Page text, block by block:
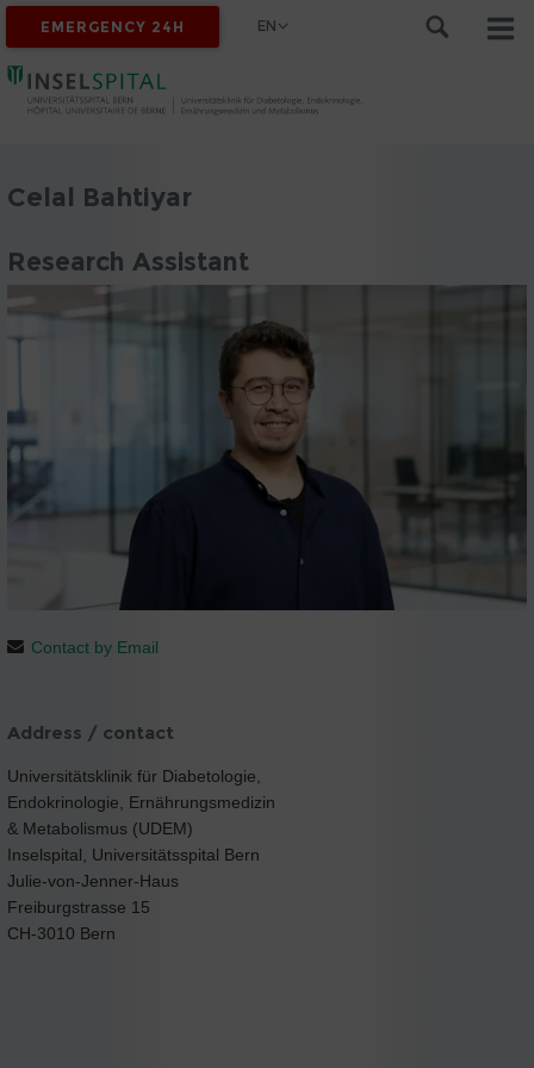
EMERGENCY 24H EN
Celal Bahtiyar
Research Assistant
Contact by Email
Address / contact
Universitätsklinik für Diabetologie,
Endokrinologie, Ernährungsmedizin
& Metabolismus (UDEM)
Inselspital, Universitätsspital Bern
Julie-von-Jenner-Haus
Freiburgstrasse 15
CH-3010 Bern